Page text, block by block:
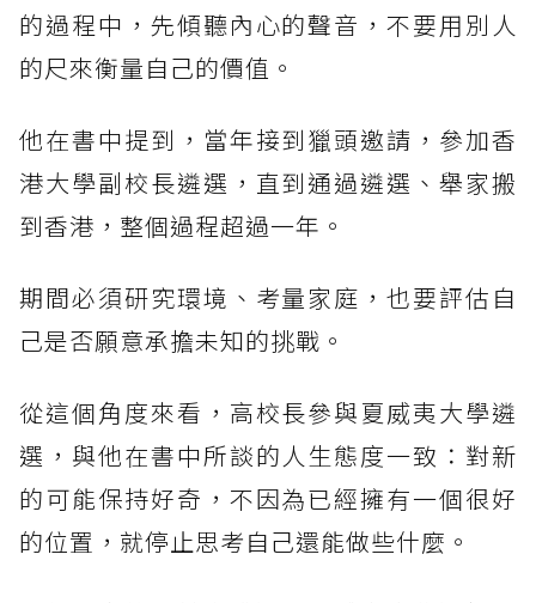
的過程中，先傾聽內心的聲音，不要用別人
的尺來衡量自己的價值。
他在書中提到，當年接到獵頭邀請，參加香
港大學副校長遴選，直到通過遴選、舉家搬
到香港，整個過程超過一年。
期間必須研究環境、考量家庭，也要評估自
己是否願意承擔未知的挑戰。
從這個角度來看，高校長參與夏威夷大學遴
選，與他在書中所談的人生態度一致：對新
的可能保持好奇，不因為已經擁有一個很好
的位置，就停止思考自己還能做些什麼。